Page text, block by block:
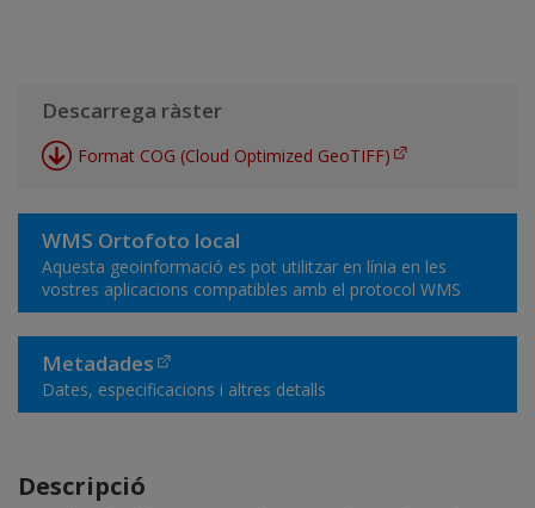
Descarrega ràster
Format COG (Cloud Optimized GeoTIFF)
WMS Ortofoto local
Aquesta geoinformació es pot utilitzar en línia en les
vostres aplicacions compatibles amb el protocol WMS
Metadades
Dates, especificacions i altres detalls
Descripció